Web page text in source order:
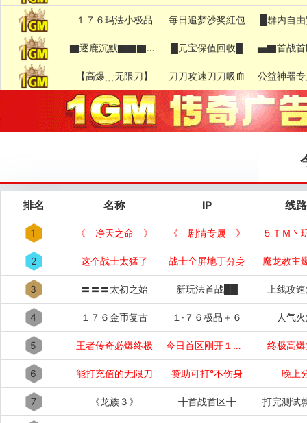
１７６玛法小极品 每日追梦沙奖紅包 █群内自
▇逐鹿沉默▇▇▇▇▇▇▇▇▇▇ █元宝保值回收█ ▅▇首战
【高爆﹍无限刀】 刀刀攻速刀刀吸血 公益神器
排名 名称 IP 线路
1 《 净天之命 》 《 剧情专属 》 ５ＴＭ丶
2 这个战士太猛了 战士全屏地丁分身 魔龙教主
3 〓〓〓太初之始 新玩法首战██ 上线攻
4 １７６金币复古 １·７６极品＋６ 人气
5 王者传奇必爆终极 今日首区刚开１秒１秒███ 终极高
6 能打充值的无限刀 赞助可打°不伤身 晚上
7 《龙族３》 ╋首战首区╋ 打完测试